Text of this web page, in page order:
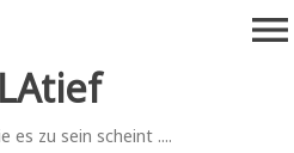
es zu sein scheint ....
menu